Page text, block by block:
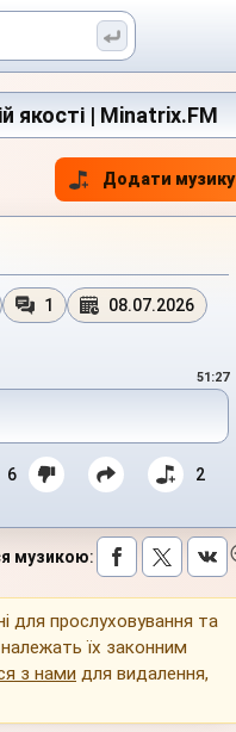
якості | Minatrix.FM
Додати музику
1
08.07.2026
51:27
6 2
музикою:
для прослуховування та
їх законним
з нами для видалення,